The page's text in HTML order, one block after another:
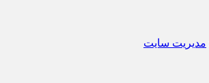
مدیریت سایت